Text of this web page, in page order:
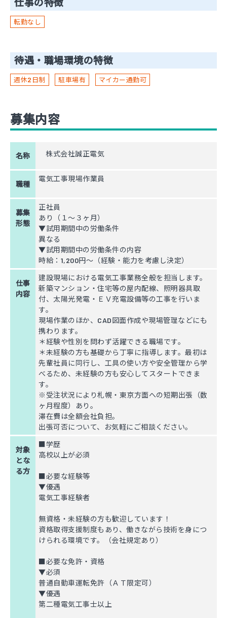
転勤なし
待遇・職場環境の特徴
週休2日制 駐車場有 マイカー通勤可
募集内容
名称 株式会社誠正電気
職種
電気工事現場作業員
募集
形態
正社員
あり（１～３ヶ月）
▼試用期間中の労働条件
異なる
▼試用期間中の労働条件の内容
時給：1,200円～（経験・能力を考慮し決定）
仕事
内容
建設現場における電気工事業務全般を担当します。
新築マンション・住宅等の屋内配線、照明器具取
付、太陽光発電・ＥＶ充電設備等の工事を行いま
す。
現場作業のほか、CAD図面作成や現場管理などにも
携わります。
＊経験や性別を問わず活躍できる職場です。
＊未経験の方も基礎から丁寧に指導します。最初は
先輩社員に同行し、工具の使い方や安全管理から学
べるため、未経験の方も安心してスタートできま
す。
※受注状況により札幌・東京方面への短期出張（数
ヶ月程度）あり。
滞在費は全額会社負担。
出張可否について、お気軽にご相談ください。
対象
とな
る方
■学歴
高校以上が必須
■必要な経験等
▼優遇
電気工事経験者
無資格・未経験の方も歓迎しています！
資格取得支援制度もあり、働きながら技術を身につ
けられる環境です。（会社規定あり）
■必要な免許・資格
▼必須
普通自動車運転免許（ＡＴ限定可）
▼優遇
第二種電気工事士以上